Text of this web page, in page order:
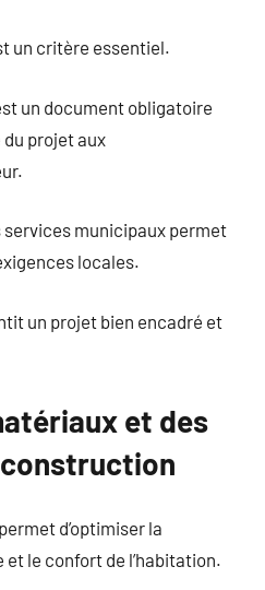
un critère essentiel.
un document obligatoire
projet aux
services municipaux permet
locales.
un projet bien encadré et
et des
d’optimiser la
le confort de l’habitation.